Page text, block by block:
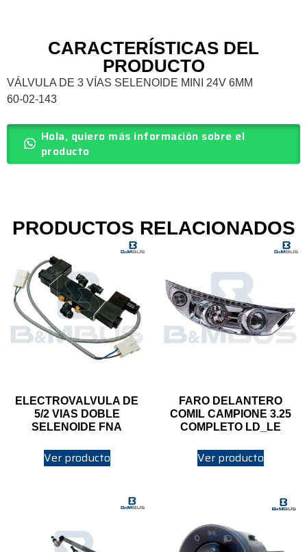
CARACTERÍSTICAS DEL
PRODUCTO
VÁLVULA DE 3 VÍAS SELENOIDE MINI 24V 6MM
60-02-143
Hola, quiero más información sobre el
producto
PRODUCTOS RELACIONADOS
ELECTROVALVULA DE
5/2 VIAS DOBLE
SELENOIDE FNA
Ver producto
FARO DELANTERO
COMIL CAMPIONE 3.25
COMPLETO LD_LE
Ver producto